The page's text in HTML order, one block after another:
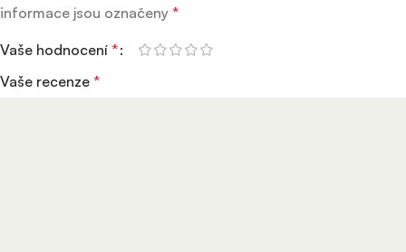
informace jsou označeny *
Vaše hodnocení *
Vaše recenze *